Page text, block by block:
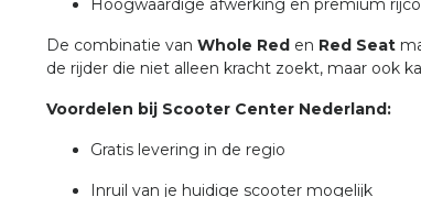
Hoogwaardige afwerking en premium
De combinatie van Whole Red en Red Seat
de rijder die niet alleen kracht zoekt, maar ook
Voordelen bij Scooter Center Nederland:
Gratis levering in de regio
Inruil van je huidige scooter mogelijk